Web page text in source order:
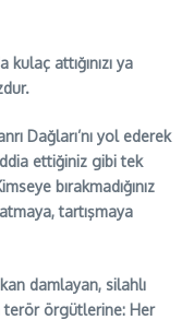
attığınızı ya
Dağları’nı yol ederek
ettiğiniz gibi tek
bırakmadığınız
tartışmaya
damlayan, silahlı
terör örgütlerine: Her